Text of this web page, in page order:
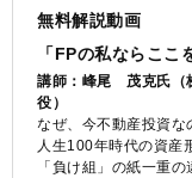
無料解説動画
「FPの私ならここ
講師：峰尾 茂克氏（
役）
なぜ、今不動産投資な
人生100年時代の資産
「負け組」の紙一重